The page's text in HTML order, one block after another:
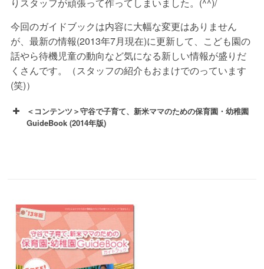
今回のガイドブックは内容に大幅な変更はありません
が、最新の情報(2013年7月現在)に更新して、こども園の
話やら待機児童の動向など気になる新しい情報が盛りだ
くさんです。（スタッフの紹介もおまけでのっています
(笑)）
＜コンテンツ＞守谷で子育て、新米ママのための保育園・幼稚園
GuideBook (2014年版)